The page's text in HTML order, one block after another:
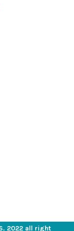
2022 all right